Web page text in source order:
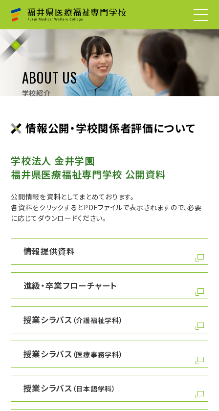
ABOUT US
学校紹介
情報公開・学校関係者評価について
学校法人 金井学園
福井県医療福祉専門学校 公開資料
公開情報を資料としてまとめております。
各資料をクリックするとPDFファイルで表示されますので、必要
に応じてダウンロードください。
情報提供資料
進級・卒業フローチャート
授業シラバス （介護福祉学科）
授業シラバス （医療事務学科）
授業シラバス （日本語学科）